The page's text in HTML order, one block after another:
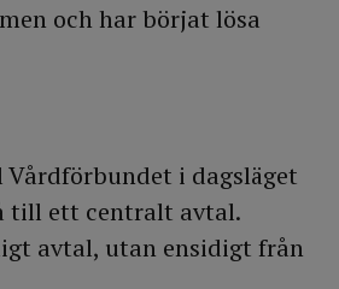
och har börjat lösa
i dagsläget
till ett centralt avtal.
avtal, utan ensidigt från